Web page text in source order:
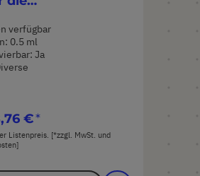
0,5 ml
verfügbar
0.5 ml
Ja
€
Listenpreis. [*zzgl. MwSt. und